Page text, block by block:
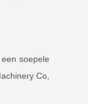
soepele
Co,